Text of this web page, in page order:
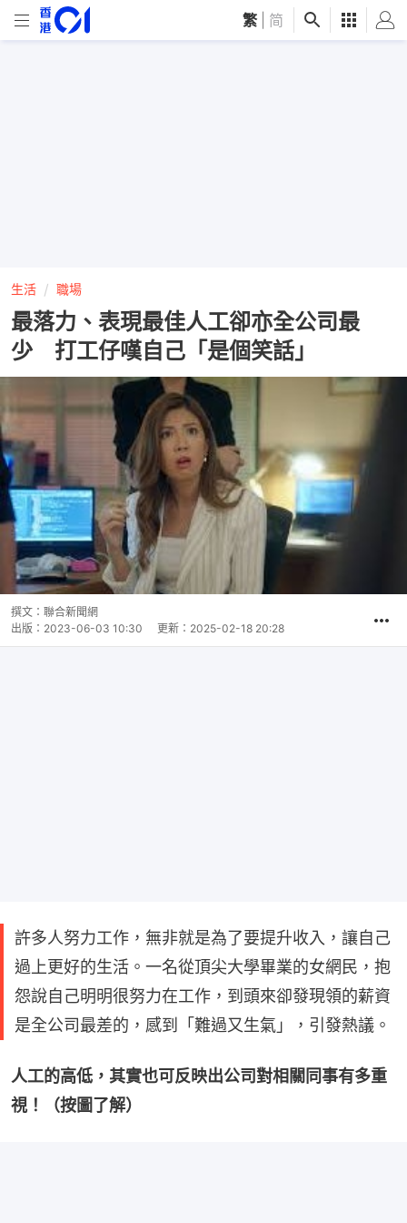
繁 简
生活 職場
最落力、表現最佳人工卻亦全公司最
少 打工仔嘆自己「是個笑話」
撰文： 聯合新聞網
出版： 2023-06-03 10:30 更新： 2025-02-18 20:28
許多人努力工作，無非就是為了要提升收入，讓自己
過上更好的生活。一名從頂尖大學畢業的女網民，抱
怨說自己明明很努力在工作，到頭來卻發現領的薪資
是全公司最差的，感到「難過又生氣」，引發熱議。
人工的高低，其實也可反映出公司對相關同事有多重
視！（按圖了解）